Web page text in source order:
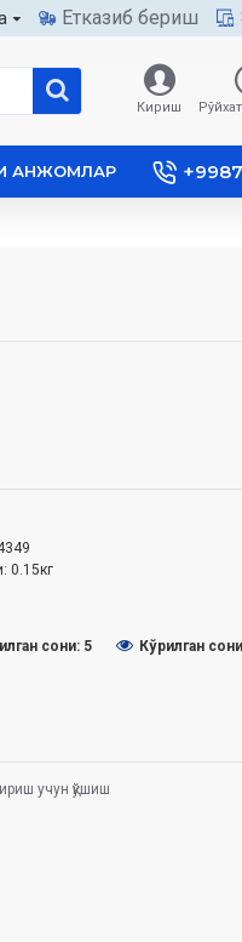
Етказиб бериш
Кириш
АНЖОМЛАР
0.15кг
сони: 5
Кўрилган
учун қўшиш